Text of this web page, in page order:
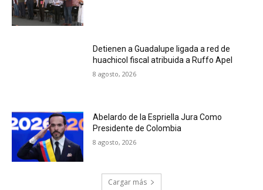
Detienen a Guadalupe ligada a red de
huachicol fiscal atribuida a Ruffo Apel
8 agosto, 2026
Abelardo de la Espriella Jura Como
Presidente de Colombia
8 agosto, 2026
Cargar más